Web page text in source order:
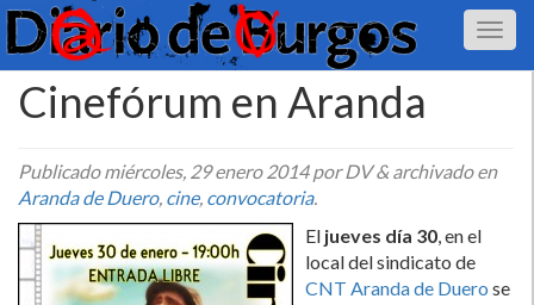
Cinefórum en Aranda
Publicadomiércoles, 29 enero 2014por DV&archivado en
Aranda de Duero, cine, convocatoria.
El jueves dí­a 30, en el
local del sindicato de
CNT Aranda de Duero se